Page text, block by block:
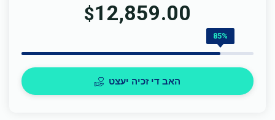
$12,859.00
85%
האב די זכיה יעצט